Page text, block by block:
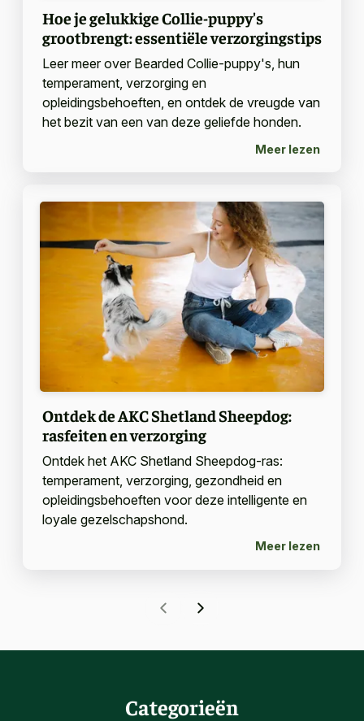
Hoe je gelukkige Collie-puppy's
grootbrengt: essentiële verzorgingstips
Leer meer over Bearded Collie-puppy's, hun
temperament, verzorging en
opleidingsbehoeften, en ontdek de vreugde van
het bezit van een van deze geliefde honden.
Meer lezen
Ontdek de AKC Shetland Sheepdog:
rasfeiten en verzorging
Ontdek het AKC Shetland Sheepdog-ras:
temperament, verzorging, gezondheid en
opleidingsbehoeften voor deze intelligente en
loyale gezelschapshond.
Meer lezen
Categorieën